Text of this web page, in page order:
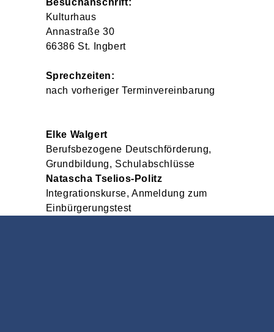
Besuchanschrift:
Kulturhaus
Annastraße 30
66386 St. Ingbert
Sprechzeiten:
nach vorheriger Terminvereinbarung
Elke Walgert
Berufsbezogene Deutschförderung,
Grundbildung, Schulabschlüsse
NataschaTselios-Politz
Integrationskurse, Anmeldung zum
Einbürgerungstest